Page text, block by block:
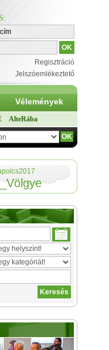
:
Regisztráció
Jelszóemlékeztető
Vélemények
AlteRába